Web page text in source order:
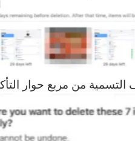
التسمية من مربع حوار